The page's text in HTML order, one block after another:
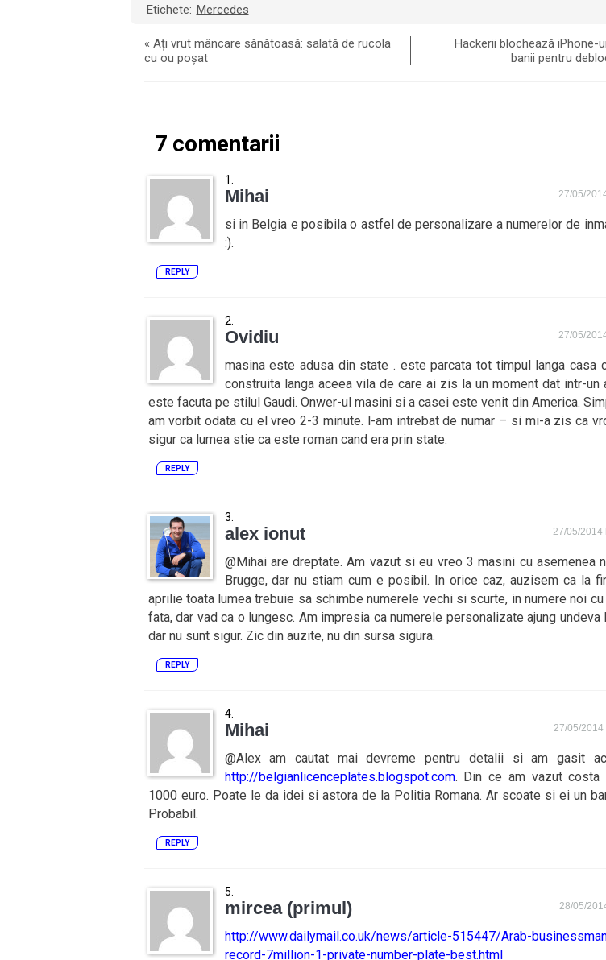
Etichete: Mercedes
« Ați vrut mâncare sănătoasă: salată de rucola
cu ou poșat
Hackerii blochează iPhone-
banii pentru
7 comentarii
Mihai 27/05/
si in Belgia e posibila o astfel de personalizare a numerelor de
:).
REPLY
Ovidiu 27/05/
masina este adusa din state . este parcata tot timpul langa casa
construita langa aceea vila de care ai zis la un moment dat intr-un
este facuta pe stilul Gaudi. Onwer-ul masini si a casei este venit din America.
am vorbit odata cu el vreo 2-3 minute. l-am intrebat de numar – si mi-a zis ca
sigur ca lumea stie ca este roman cand era prin state.
REPLY
alex ionut 27/05/2014
@Mihai are dreptate. Am vazut si eu vreo 3 masini cu asemenea
Brugge, dar nu stiam cum e posibil. In orice caz, auzisem ca la
aprilie toata lumea trebuie sa schimbe numerele vechi si scurte, in numere noi
fata, dar vad ca o lungesc. Am impresia ca numerele personalizate ajung undeva
dar nu sunt sigur. Zic din auzite, nu din sursa sigura.
REPLY
Mihai 27/05/2014
@Alex am cautat mai devreme pentru detalii si am gasit
http://belgianlicenceplates.blogspot.com. Din ce am vazut costa
1000 euro. Poate le da idei si astora de la Politia Romana. Ar scoate si ei un
Probabil.
REPLY
mircea (primul) 28/05/
http://www.dailymail.co.uk/news/article-515447/Arab-
record-7million-1-private-number-plate-best.html